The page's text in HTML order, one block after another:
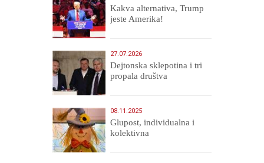
Kakva alternativa, Trump
jeste Amerika!
27.07.2026
Dejtonska sklepotina i tri
propala društva
08.11.2025
Glupost, individualna i
kolektivna